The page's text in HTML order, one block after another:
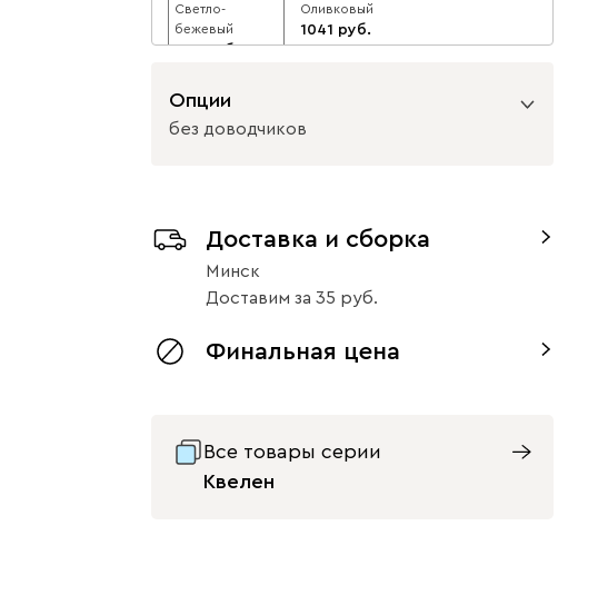
Светло-
бежевый
983
Оливковый
1041
Опции
без доводчиков
с доводчиками без доводчиков
Доставка и сборка
Минск
Доставим за 35
Финальная цена
Все товары серии
Квелен